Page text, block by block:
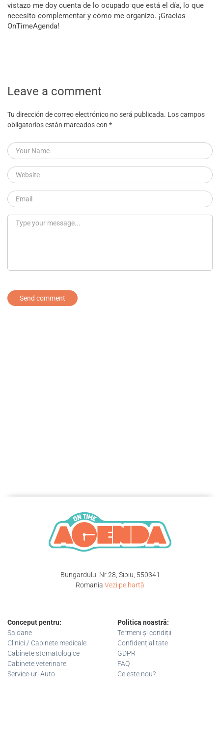
vistazo me doy cuenta de lo ocupado que está el día, lo que
necesito complementar y cómo me organizo. ¡Gracias
OnTimeAgenda!
Leave a comment
Tu dirección de correo electrónico no será publicada. Los campos
obligatorios están marcados con *
Bungardului Nr 28, Sibiu, 550341
Romania Vezi pe hartă
Conceput pentru:
Saloane
Clinici / Cabinete medicale
Cabinete stomatologice
Cabinete veterinare
Service-uri Auto
Politica noastră:
Termeni și condiții
Confidențialitate
GDPR
FAQ
Ce este nou?